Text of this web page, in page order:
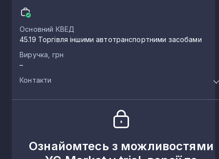
Основний КВЕД
45.19 Торгівля іншими автотранспортними засобами
Виручка, грн
–
Контакти
Ознайомтесь з можливостями